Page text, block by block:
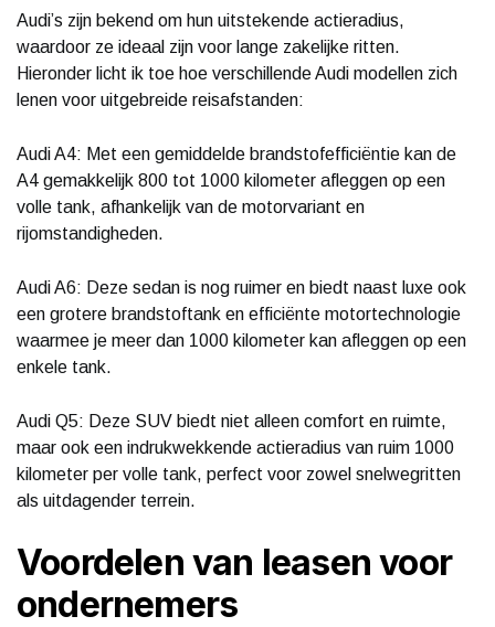
Audi’s zijn bekend om hun uitstekende actieradius,
waardoor ze ideaal zijn voor lange zakelijke ritten.
Hieronder licht ik toe hoe verschillende Audi modellen zich
lenen voor uitgebreide reisafstanden:
Audi A4: Met een gemiddelde brandstofefficiëntie kan de
A4 gemakkelijk 800 tot 1000 kilometer afleggen op een
volle tank, afhankelijk van de motorvariant en
rijomstandigheden.
Audi A6: Deze sedan is nog ruimer en biedt naast luxe ook
een grotere brandstoftank en efficiënte motortechnologie
waarmee je meer dan 1000 kilometer kan afleggen op een
enkele tank.
Audi Q5: Deze SUV biedt niet alleen comfort en ruimte,
maar ook een indrukwekkende actieradius van ruim 1000
kilometer per volle tank, perfect voor zowel snelwegritten
als uitdagender terrein.
Voordelen van leasen voor
ondernemers